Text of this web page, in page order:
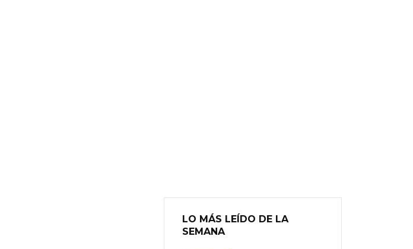
LO MÁS LEÍDO DE LA
SEMANA